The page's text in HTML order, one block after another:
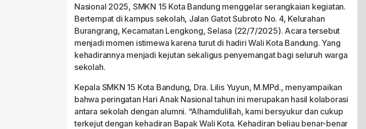
Nasional 2025, SMKN 15 Kota Bandung menggelar serangkaian kegiatan.
Bertempat di kampus sekolah, Jalan Gatot Subroto No. 4, Kelurahan
Burangrang, Kecamatan Lengkong, Selasa (22/7/2025). Acara tersebut
menjadi momen istimewa karena turut di hadiri Wali Kota Bandung. Yang
kehadirannya menjadi kejutan sekaligus penyemangat bagi seluruh warga
sekolah.
Kepala SMKN 15 Kota Bandung, Dra. Lilis Yuyun, M.MPd., menyampaikan
bahwa peringatan Hari Anak Nasional tahun ini merupakan hasil kolaborasi
antara sekolah dengan alumni. “Alhamdulillah, kami bersyukur dan cukup
terkejut dengan kehadiran Bapak Wali Kota. Kehadiran beliau benar-benar